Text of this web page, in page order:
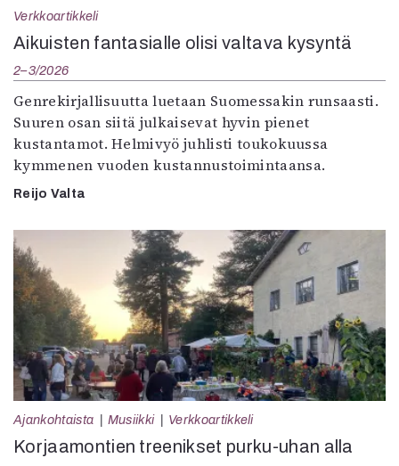
Verkkoartikkeli
Aikuisten fantasialle olisi valtava kysyntä
2–3/2026
Genrekirjallisuutta luetaan Suomessakin runsaasti.
Suuren osan siitä julkaisevat hyvin pienet
kustantamot. Helmivyö juhlisti toukokuussa
kymmenen vuoden kustannustoimintaansa.
Reijo Valta
Ajankohtaista Musiikki Verkkoartikkeli
Korjaamontien treenikset purku-uhan alla